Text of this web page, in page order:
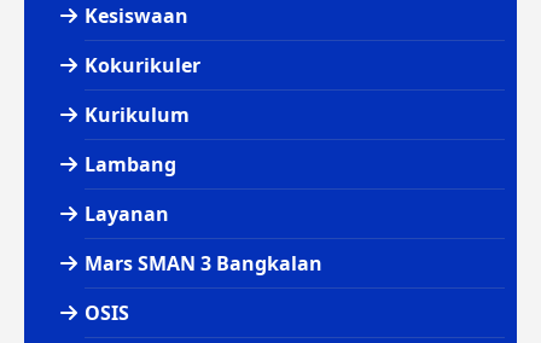
Kesiswaan
Kokurikuler
Kurikulum
Lambang
Layanan
Mars SMAN 3 Bangkalan
OSIS